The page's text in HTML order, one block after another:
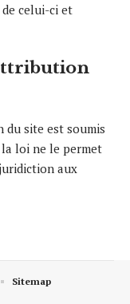
celui-ci et
site est soumis
la loi ne le permet
aux
Sitemap